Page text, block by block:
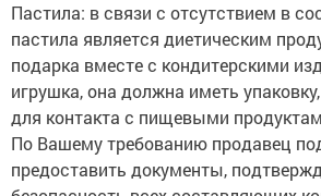
Пастила: в связи с отсутствием в
пастила является диетическим
подарка вместе с кондитерскими
игрушка, она должна иметь
для контакта с пищевыми
По Вашему требованию продавец
предоставить документы,